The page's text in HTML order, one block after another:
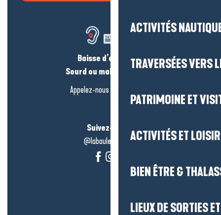
ACTIVITÉS
TRAVERSÉES VERS
PATRIMOINE ET
ACTIVITÉS ET
BIEN ÊTRE &
LIEUX DE SORTIES
Baisse d’audition ?
Sourd ou malentendant ?
Appelez-nous en
Suivez-nous !
@labauleguérande